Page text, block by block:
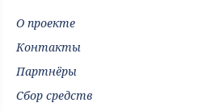
О проекте
Контакты
Партнёры
Сбор средств